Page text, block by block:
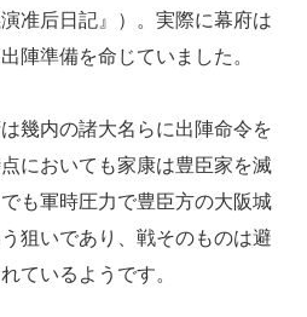
准后日記』）。実際に幕府は
陣準備を命じていました。
幾内の諸大名らに出陣命令を
においても家康は豊臣家を滅
も軍時圧力で豊臣方の大阪城
狙いであり、戦そのものは避
ているようです。